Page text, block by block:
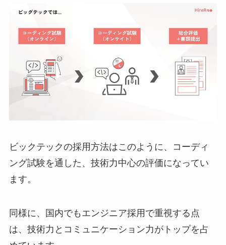
ビックテックの採用方法はこのように、コーディ
ング試験を通した、技術力中心の評価になってい
ます。
同様に、国内でもエンジニア採用で重視する点
は、技術力とコミュニケーション力がトップを占